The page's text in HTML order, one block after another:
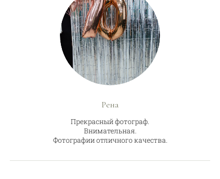
Рена
Прекрасный фотограф.
Внимательная.
Фотографии отличного качества.